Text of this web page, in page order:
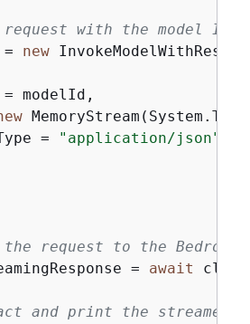
with the model ID
new
modelId,
=
"application/json"
request to the Bedrock
= await
and print the streamed